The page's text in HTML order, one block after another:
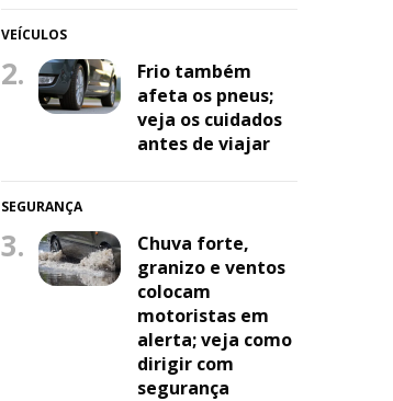
VEÍCULOS
2.
Frio também
afeta os pneus;
veja os cuidados
antes de viajar
SEGURANÇA
3.
Chuva forte,
granizo e ventos
colocam
motoristas em
alerta; veja como
dirigir com
segurança